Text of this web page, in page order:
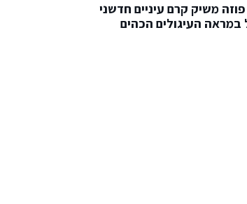
משיק קרם עיניים חדשני
במראה העיגולים הכהים